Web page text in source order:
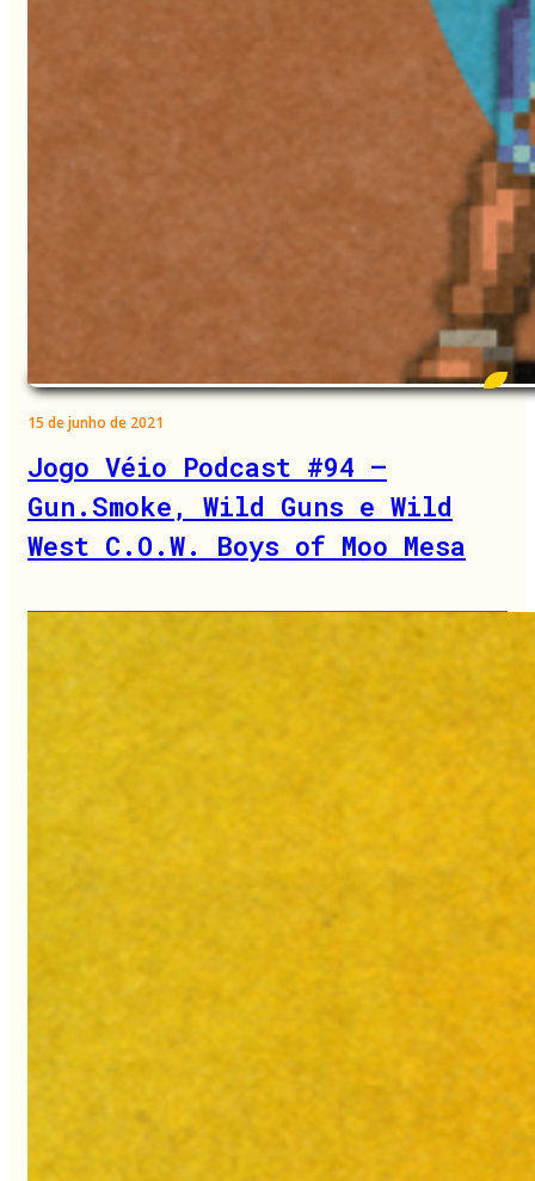
15 de junho de 2021
Jogo Véio Podcast #94 –
Gun.Smoke, Wild Guns e Wild
West C.O.W. Boys of Moo Mesa